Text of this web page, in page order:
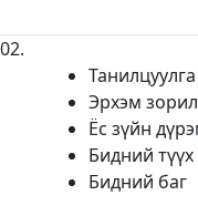
02.
Танилцуулга
Эрхэм
Ёс зүйн
Бидний түүх
Бидний баг